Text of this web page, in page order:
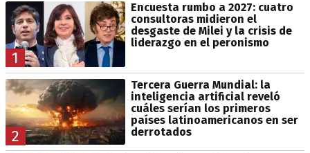
1
Encuesta rumbo a 2027: cuatro
consultoras midieron el
desgaste de Milei y la crisis de
liderazgo en el peronismo
2
Tercera Guerra Mundial: la
inteligencia artificial reveló
cuáles serían los primeros
países latinoamericanos en ser
derrotados